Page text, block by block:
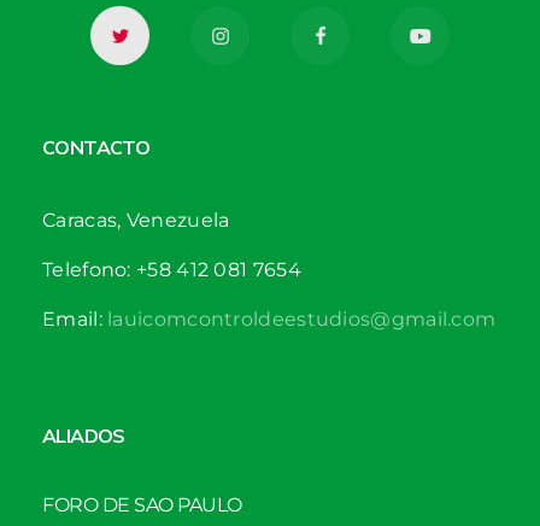
CONTACTO
Caracas, Venezuela
Telefono: +58 412 081 7654
Email:lauicomcontroldeestudios@gmail.com
ALIADOS
FORO DE SAO PAULO